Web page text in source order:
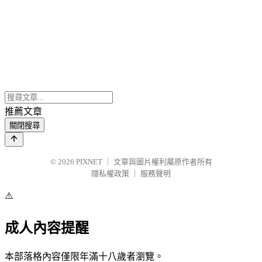
推薦文章
關閉搜尋
© 2026 PIXNET
文章與圖片權利屬原作者所有
隱私權政策
服務聲明
⚠️
成人內容提醒
本部落格內容僅限年滿十八歲者瀏覽。